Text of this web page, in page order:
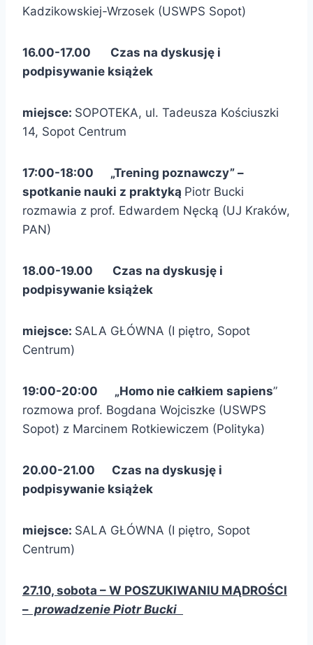
Kadzikowskiej-Wrzosek (USWPS Sopot)
16.00-17.00 Czas na dyskusję i
podpisywanie książek
miejsce: SOPOTEKA, ul. Tadeusza Kościuszki
14, Sopot Centrum
17:00-18:00 „Trening poznawczy” –
spotkanie nauki z praktyką Piotr Bucki
rozmawia z prof. Edwardem Nęcką (UJ Kraków,
PAN)
18.00-19.00 Czas na dyskusję i
podpisywanie książek
miejsce: SALA GŁÓWNA (I piętro, Sopot
Centrum)
19:00-20:00 „Homo nie całkiem sapiens”
rozmowa prof. Bogdana Wojciszke (USWPS
Sopot) z Marcinem Rotkiewiczem (Polityka)
20.00-21.00 Czas na dyskusję i
podpisywanie książek
miejsce: SALA GŁÓWNA (I piętro, Sopot
Centrum)
27.10, sobota – W POSZUKIWANIU MĄDROŚCI
– prowadzenie Piotr Bucki